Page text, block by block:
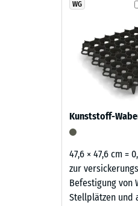
abgekehrt oder
austauschen.
wirkt
zeitlos
Schwarzton
fügt
sich
unauffällig
moderne
WG
Kunststoff-
47,6 × 47,6 cm =
zur
Befestigung von
Stellplätzen und